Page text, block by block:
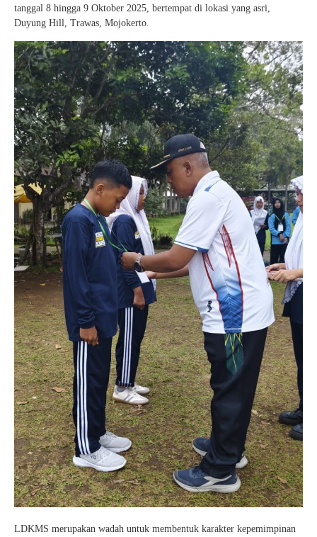
tanggal 8 hingga 9 Oktober 2025, bertempat di lokasi yang asri,
Duyung Hill, Trawas, Mojokerto.
LDKMS merupakan wadah untuk membentuk karakter kepemimpinan